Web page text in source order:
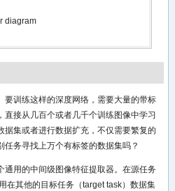
diagram
训练这样的深度网络，需要大量的带标
接从几百个或者几千个训练图像中学习
集或者进行数据扩充，不仅需要繁复的
务寻找上万个有标签的数据集吗？
用的中间级图像特征提取器。在源任务
在其他的目标任务（target task）数据集